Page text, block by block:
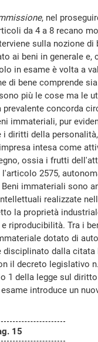
, nel
da 4 a 8 recano
sulla nozione di
ai beni in generale e,
in esame è volta a
di bene comprende
più le cose ma le
concorda
immateriali, pur
diritti della
intesa come
ossia i frutti
2575,
immateriali sono
realizzate
la proprietà
riproducibilità. Tra i
dotato di
dalla
il decreto legislativo
1 della legge sul
introduce un
15